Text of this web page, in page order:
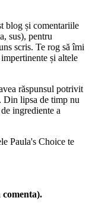
blog și comentariile
sus), pentru
scris. Te rog să îmi
și altele
răspunsul potrivit
Din lipsa de timp nu
ingrediente a
Paula's Choice te